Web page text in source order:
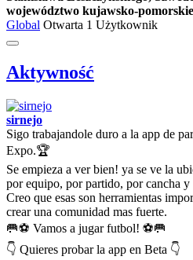
województwo kujawsko-
Global Otwarta 1 Użytkownik
Aktywność
sirnejo
Sigo trabajandole duro a la app de
Expo.🏆
Se empieza a ver bien! ya se ve la
por equipo, por partido, por cancha y
Creo que esas son herramientas
crear una comunidad mas fuerte.
🥅⚽ Vamos a jugar futbol! ⚽🥅
👇 Quieres probar la app en Beta 👇